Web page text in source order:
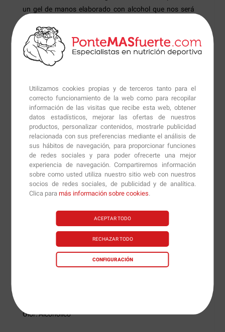
Utilizamos cookies propias y de terceros tanto para el
correcto funcionamiento de la web como para recopilar
información de las visitas que recibe esta web, obtener
datos estadísticos, mejorar las ofertas de nuestros
productos, personalizar contenidos, mostrarle publicidad
relacionada con sus preferencias mediante el análisis de
sus hábitos de navegación, para proporcionar funciones
de redes sociales y para poder ofrecerte una mejor
experiencia de navegación. Compartiremos información
sobre como usted utiliza nuestro sitio web con nuestros
socios de redes sociales, de publicidad y de analítica.
Clica paramás información sobre cookies.
ACEPTAR TODO
RECHAZAR TODO
CONFIGURACIÓN
un gel de manos elaborado con alcohol que nos será
y con un gran frescor. De esta manera podremos
reducir el riesgo de transmisión de enfermedades que
pueden ser perjudiciales para nuestra salud.
alcohol y su efecto es comparable a cuando nos
lavamos las manos con agua y jabón, por lo que es un
producto ideal para llevar siempre con nosotros,
especialmente si vamos a ir a lugar muy transitados,
como el transporte público, el trabajo o la calle.
ElGel Hidroalcohólico Higienizanteserá muy útil para
todas aquellas personas que quieran mantener una
buena higiene de manos, con un gran frescor y estar
Características:
Aspecto: Gel Hidroalcohólico transparente
Olor: Alcohólico